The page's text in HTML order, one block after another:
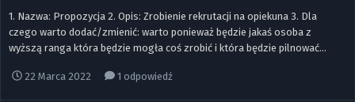
1. Nazwa: Propozycja 2. Opis: Zrobienie rekrutacji na opiekuna 3. Dla
czego warto dodać/zmienić: warto ponieważ będzie jakaś osoba z
wyższą ranga która będzie mogła coś zrobić i która będzie pilnować...
22 Marca 2022 1 odpowiedź